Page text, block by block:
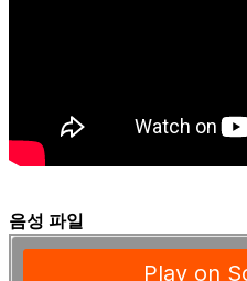
음성 파일